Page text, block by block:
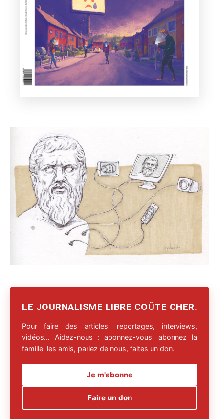
LE JOURNALISME LIBRE COÛTE CHER.
Pour faire des articles, reportages, interviews,
vidéos… Aidez-nous : abonnez-vous, abonnez la
famille, les amis, parlez de nous, faites un don.
Je m'abonne
Faire un don